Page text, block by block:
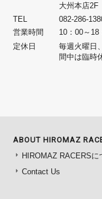
大州本店2F
TEL
082-286-
営業時間
10：00～18
定休日
毎週火曜日
間中は臨時
ABOUT HIROMAZ
HIROMAZ RACERSに
Contact Us